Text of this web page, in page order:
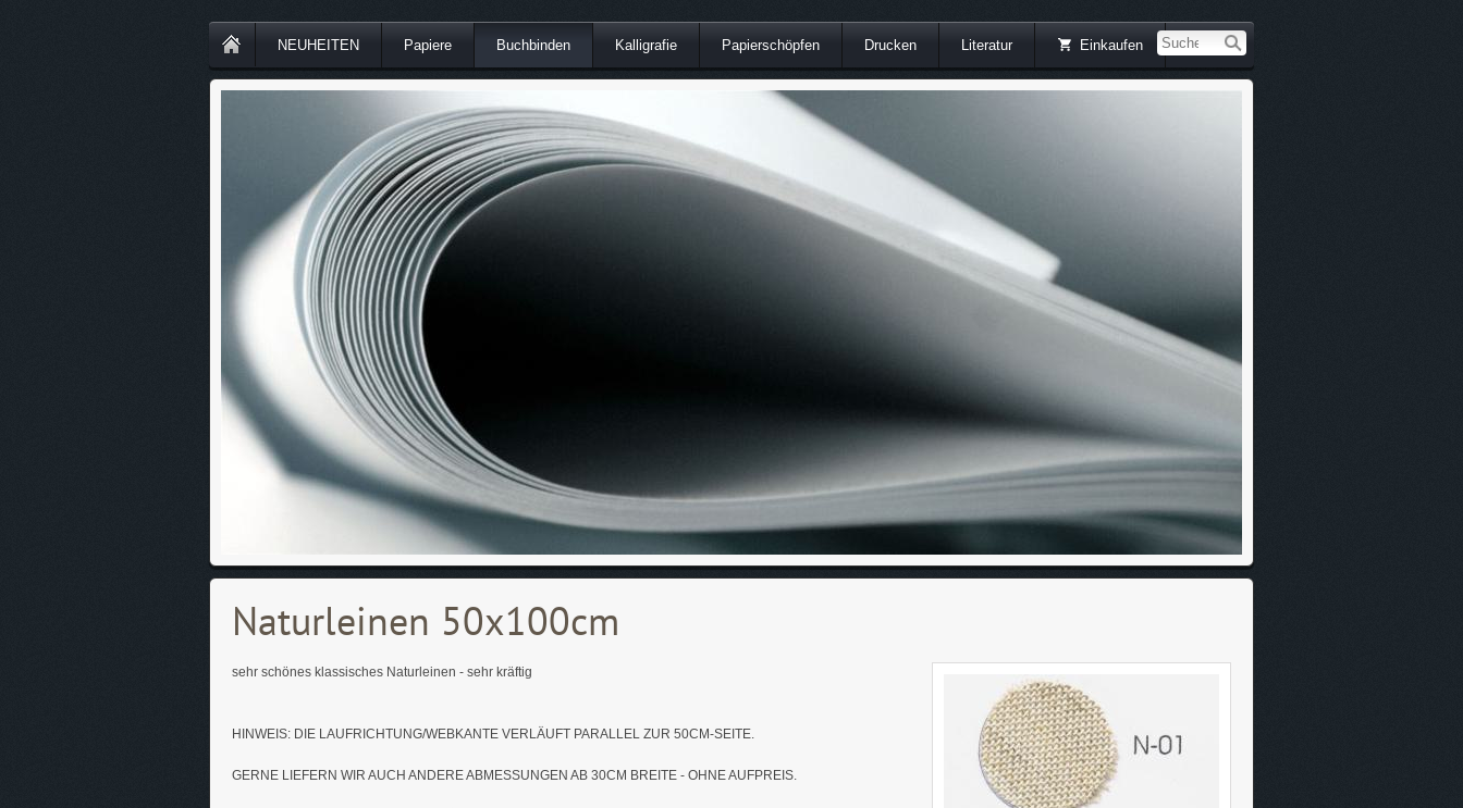
NEUHEITEN Papiere Buchbinden Kalligrafie Papierschöpfen Drucken Literatur Einkaufen
Naturleinen 50x100cm
sehr schönes klassisches Naturleinen - sehr kräftig
HINWEIS: DIE LAUFRICHTUNG/WEBKANTE VERLÄUFT PARALLEL ZUR 50CM-SEITE.
GERNE LIEFERN WIR AUCH ANDERE ABMESSUNGEN AB 30CM BREITE - OHNE AUFPREIS.